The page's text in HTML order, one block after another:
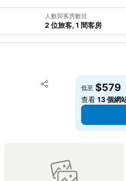
人數與客房數目
2 位旅客, 1 間客房
分享
放到收藏夾
低至 $579
查看13 個網